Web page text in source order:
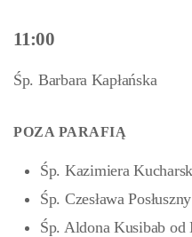
11:00
Śp. Barbara Kapłańska
POZA PARAFIĄ
Śp. Kazimiera
Śp. Czesława
Śp. Aldona Kusibab